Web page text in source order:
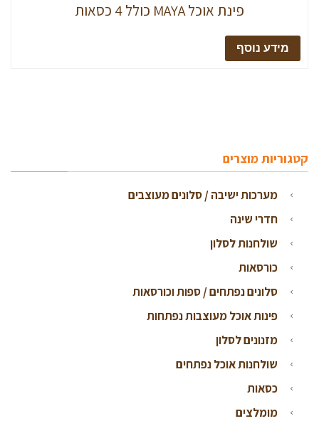
פינת אוכל MAYA כולל 4 כסאות
מידע נוסף
קטגוריות מוצרים
מערכות ישיבה / סלונים מעוצבים
חדרי שינה
שולחנות לסלון
כורסאות
סלונים נפתחים / ספות וכורסאות
פינות אוכל מעוצבות נפתחות
מזנונים לסלון
שולחנות אוכל נפתחים
כסאות
מומלצים